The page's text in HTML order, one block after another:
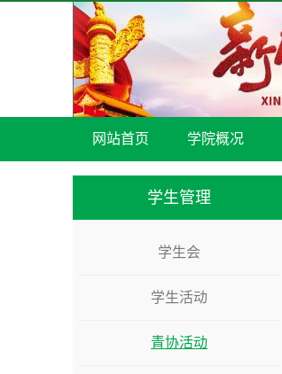
网站首页 学院概况
学生管理
学生会
学生活动
青协活动